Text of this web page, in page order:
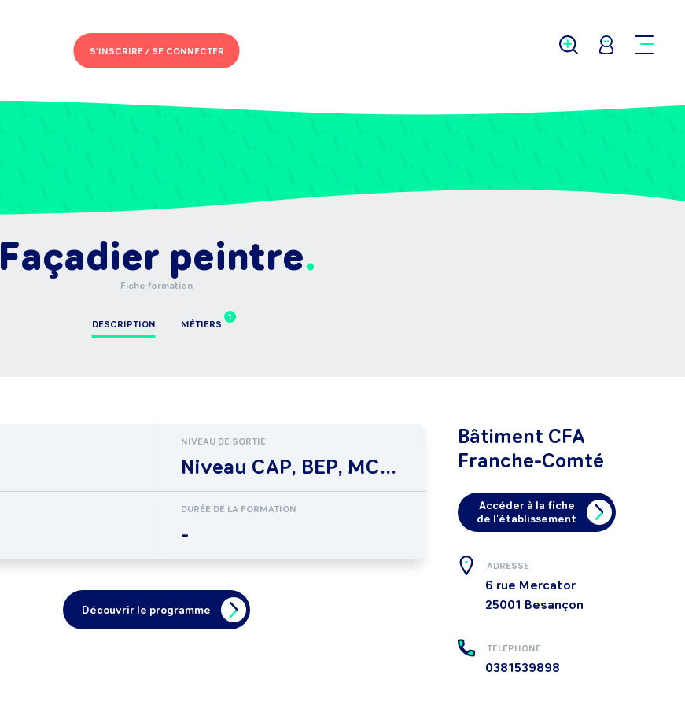
S'INSCRIRE /SE CONNECTER
Façadier peintre
Fiche formation
DESCRIPTION
1
MÉTIERS
NIVEAU DE SORTIE
Niveau CAP, BEP, MC...
DURÉE DE LA FORMATION
-
Découvrir le programme
Bâtiment CFA
Franche-Comté
Accéder à la fiche
de l'établissement
ADRESSE
6 rue Mercator
25001 Besançon
TÉLÉPHONE
0381539898